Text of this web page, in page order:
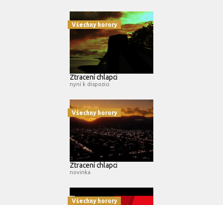
Všechny horory
Ztracení chlapci
nyní k dispozici
Všechny horory
Ztracení chlapci
novinka
Všechny horory